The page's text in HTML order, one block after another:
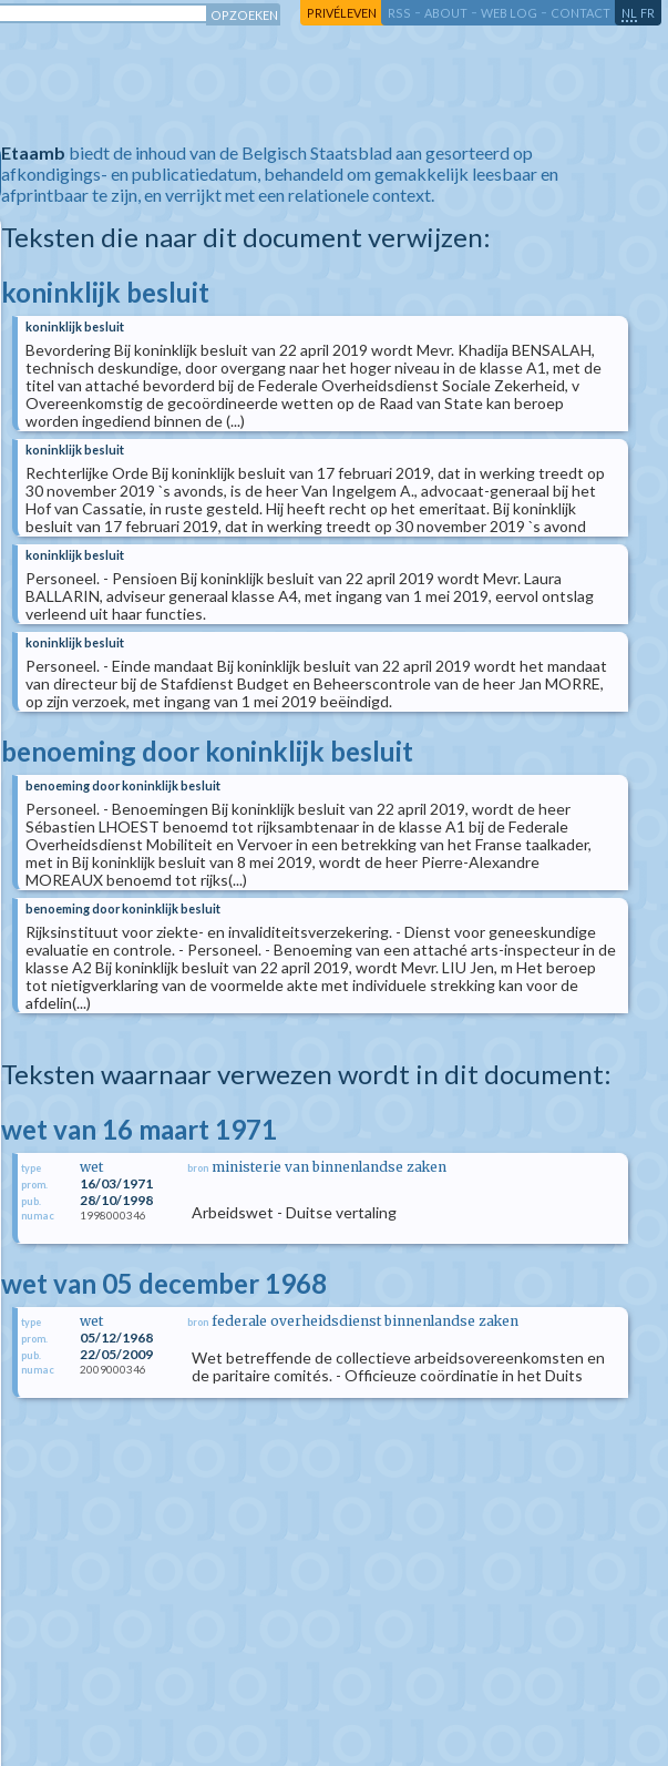
PRIVÉLEVEN RSS - ABOUT - WEB LOG - CONTACT NL FR
Etaamb biedt de inhoud van de Belgisch Staatsblad aan gesorteerd op
afkondigings- en publicatiedatum, behandeld om gemakkelijk leesbaar en
afprintbaar te zijn, en verrijkt met een relationele context.
Teksten die naar dit document verwijzen:
koninklijk besluit
koninklijk besluit
Bevordering Bij koninklijk besluit van 22 april 2019 wordt Mevr. Khadija BENSALAH,
technisch deskundige, door overgang naar het hoger niveau in de klasse A1, met de
titel van attaché bevorderd bij de Federale Overheidsdienst Sociale Zekerheid, v
Overeenkomstig de gecoördineerde wetten op de Raad van State kan beroep
worden ingediend binnen de (...)
koninklijk besluit
Rechterlijke Orde Bij koninklijk besluit van 17 februari 2019, dat in werking treedt op
30 november 2019 `s avonds, is de heer Van Ingelgem A., advocaat-generaal bij het
Hof van Cassatie, in ruste gesteld. Hij heeft recht op het emeritaat. Bij koninklijk
besluit van 17 februari 2019, dat in werking treedt op 30 november 2019 `s avond
koninklijk besluit
Personeel. - Pensioen Bij koninklijk besluit van 22 april 2019 wordt Mevr. Laura
BALLARIN, adviseur generaal klasse A4, met ingang van 1 mei 2019, eervol ontslag
verleend uit haar functies.
koninklijk besluit
Personeel. - Einde mandaat Bij koninklijk besluit van 22 april 2019 wordt het mandaat
van directeur bij de Stafdienst Budget en Beheerscontrole van de heer Jan MORRE,
op zijn verzoek, met ingang van 1 mei 2019 beëindigd.
benoeming door koninklijk besluit
benoeming door koninklijk besluit
Personeel. - Benoemingen Bij koninklijk besluit van 22 april 2019, wordt de heer
Sébastien LHOEST benoemd tot rijksambtenaar in de klasse A1 bij de Federale
Overheidsdienst Mobiliteit en Vervoer in een betrekking van het Franse taalkader,
met in Bij koninklijk besluit van 8 mei 2019, wordt de heer Pierre-Alexandre
MOREAUX benoemd tot rijks(...)
benoeming door koninklijk besluit
Rijksinstituut voor ziekte- en invaliditeitsverzekering. - Dienst voor geneeskundige
evaluatie en controle. - Personeel. - Benoeming van een attaché arts-inspecteur in de
klasse A2 Bij koninklijk besluit van 22 april 2019, wordt Mevr. LIU Jen, m Het beroep
tot nietigverklaring van de voormelde akte met individuele strekking kan voor de
afdelin(...)
Teksten waarnaar verwezen wordt in dit document:
wet van 16 maart 1971
type wet
prom. 16/03/1971
pub. 28/10/1998
numac 1998000346
bron ministerie van binnenlandse zaken
Arbeidswet - Duitse vertaling
wet van 05 december 1968
type wet
prom. 05/12/1968
pub. 22/05/2009
numac 2009000346
bron federale overheidsdienst binnenlandse zaken
Wet betreffende de collectieve arbeidsovereenkomsten en
de paritaire comités. - Officieuze coördinatie in het Duits